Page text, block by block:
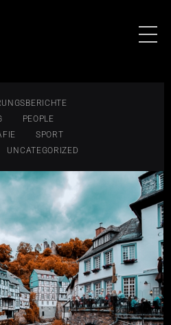
PEOPLE
SPORT
UNCATEGORIZED